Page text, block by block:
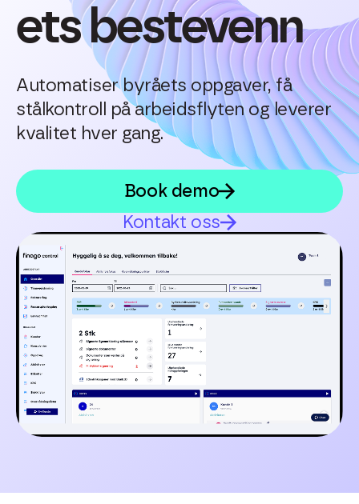
ets bestevenn
Automatiser byråets oppgaver, få
stålkontroll på arbeidsflyten og leverer
kvalitet hver gang.
Book demo
Kontakt oss